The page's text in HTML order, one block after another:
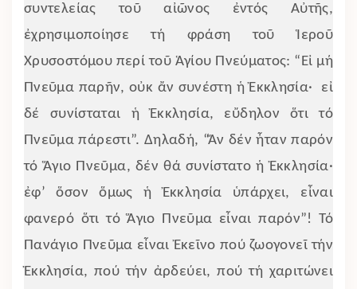
συντελείας τοῦ αἰῶνος ἐντός Αὐτῆς,
ἐχρησιμοποίησε τή φράση τοῦ Ἱεροῦ
Χρυσοστόμου περί τοῦ Ἁγίου Πνεύματος: “Εἰ μή
Πνεῦμα παρῆν, οὐκ ἄν συνέστη ἡἘκκλησία· εἰ
δέ συνίσταται ἡ Ἐκκλησία, εὔδηλον ὅτι τό
Πνεῦμα πάρεστι”. Δηλαδή, “Ἄν δέν ἦταν παρόν
τό Ἅγιο Πνεῦμα, δέν θά συνίστατο ἡ Ἐκκλησία·
ἐφ’ ὅσον ὅμως ἡ Ἐκκλησία ὑπάρχει, εἶναι
φανερό ὅτι τό Ἅγιο Πνεῦμα εἶναι παρόν”! Τό
Πανάγιο Πνεῦμα εἶναι Ἐκεῖνο πού ζωογονεῖ τήν
Ἐκκλησία, πού τήν ἀρδεύει, πού τή χαριτώνει